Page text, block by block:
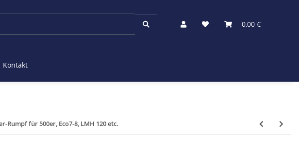
0,00 €
Kontakt
Rumpf für 500er, Eco7-8, LMH 120 etc.